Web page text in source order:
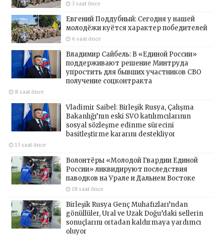
3 saat önce
Евгений Поддубный: Сегодня у нашей
молодёжи куётся характер победителей
6 saat önce
Владимир Сайбель: В «Единой России»
поддерживают решение Минтруда
упростить для бывших участников СВО
получение соцконтракта
8 saat önce
Vladimir Saibel: Birleşik Rusya, Çalışma
Bakanlığı’nın eski SVO katılımcılarının
sosyal sözleşme edinme sürecini
basitleştirme kararını destekliyor
13 saat önce
Волонтёры «Молодой Гвардии Единой
России» ликвидируют последствия
паводков на Урале и Дальнем Востоке
18 saat önce
Birleşik Rusya Genç Muhafızları’ndan
gönüllüler, Ural ve Uzak Doğu’daki sellerin
sonuçlarını ortadan kaldırmaya yardımcı
oluyor